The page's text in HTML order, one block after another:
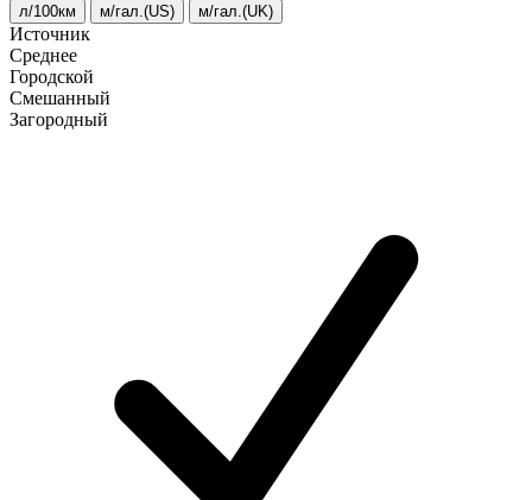
л/100км м/гал.(US) м/гал.(UK)
Источник
Среднее
Городской
Смешанный
Загородный